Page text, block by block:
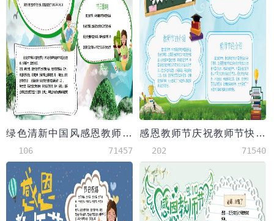
绿色清新中国风感恩教师节小报手抄报
106 71457
感恩教师节庆祝教师节快乐手抄报
202 71540